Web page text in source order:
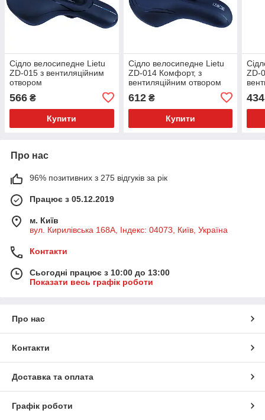
Сідло велосипедне Lietu
ZD-015 з вентиляційним
отвором
566 ₴
Купити
Сідло велосипедне Lietu
ZD-014 Комфорт, з
вентиляційним отвором
612₴
Купити
ZD-
434
Про нас
96% позитивних з 275 відгуків за рік
Працює з 05.12.2019
м. Київ
вул. Кирилівська 168A, Індекс: 04073, Київ, Україна
Контакти
Сьогодні працює з 10:00 до 13:00
Показати весь графік роботи
Про нас
Контакти
Доставка та оплата
Графік роботи